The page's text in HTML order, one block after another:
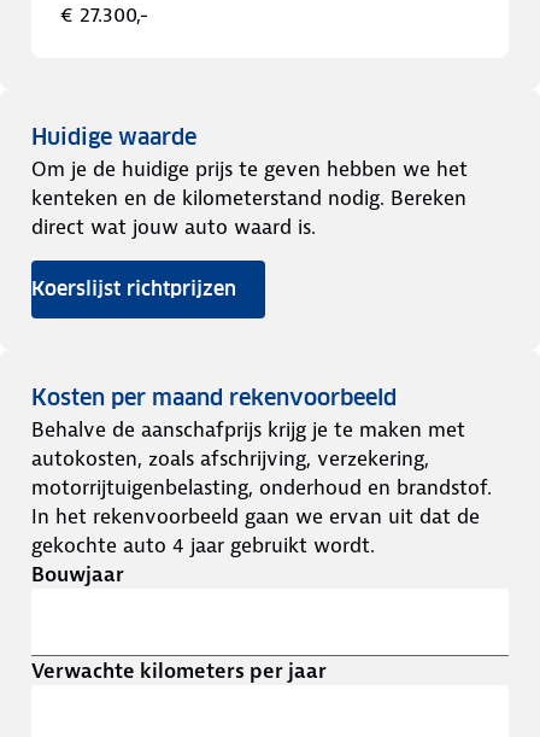
€ 27.300,-
Huidige waarde
Om je de huidige prijs te geven hebben we het
kenteken en de kilometerstand nodig. Bereken
direct wat jouw auto waard is.
Koerslijst richtprijzen
Kosten per maand rekenvoorbeeld
Behalve de aanschafprijs krijg je te maken met
autokosten, zoals afschrijving, verzekering,
motorrijtuigenbelasting, onderhoud en brandstof.
In het rekenvoorbeeld gaan we ervan uit dat de
gekochte auto 4 jaar gebruikt wordt.
Bouwjaar
Verwachte kilometers per jaar